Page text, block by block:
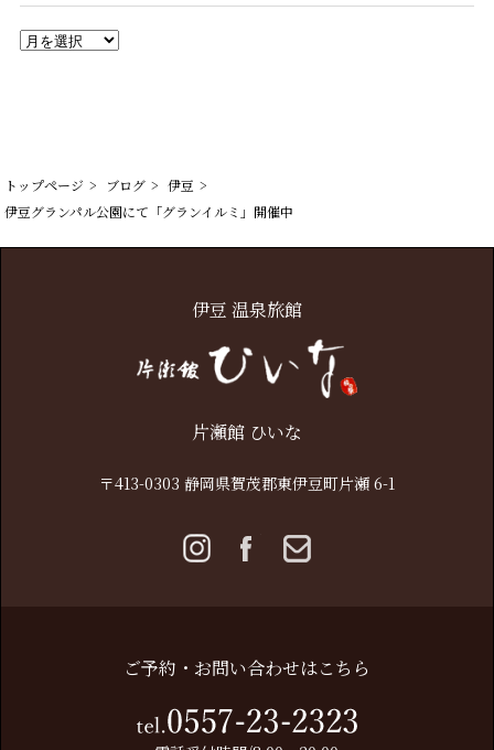
ア
ー
トップページ ブログ
伊豆
伊豆グランパル公園にて「グランイルミ」開催中
伊豆 温泉旅館
片瀬館 ひいな
〒413-0303 静岡県賀茂郡東伊豆町片瀬 6-1
ご予約・お問い合わせはこちら